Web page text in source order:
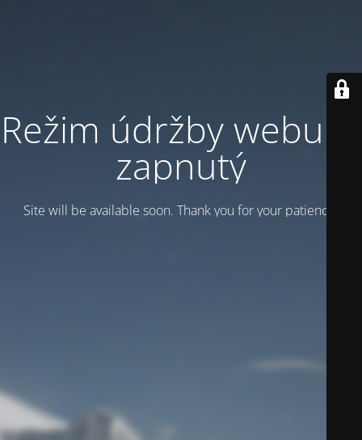
Režim údržby webu je
zapnutý
Site will be available soon. Thank you for your patience!